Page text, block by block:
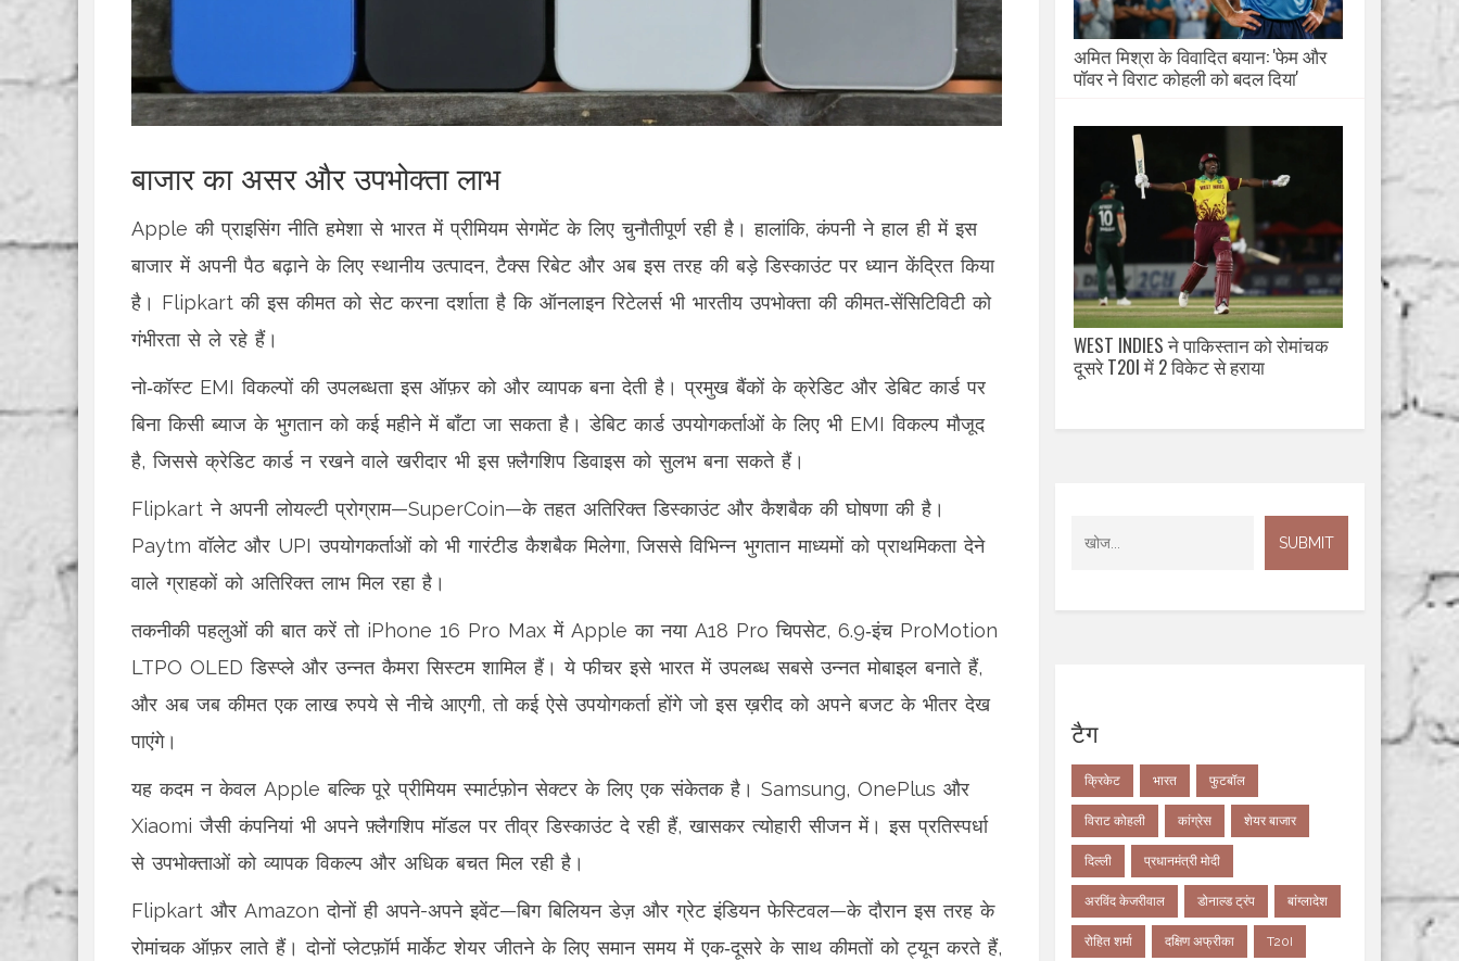
बाजार का असर और उपभोक्ता लाभ
Apple की प्राइसिंग नीति हमेशा से भारत में प्रीमियम सेगमेंट के लिए चुनौतीपूर्ण रही है। हालांकि, कंपनी ने हाल ही में इस
बाजार में अपनी पैठ बढ़ाने के लिए स्थानीय उत्पादन, टैक्स रिबेट और अब इस तरह की बड़े डिस्काउंट पर ध्यान केंद्रित किया
है। Flipkart की इस कीमत को सेट करना दर्शाता है कि ऑनलाइन रिटेलर्स भी भारतीय उपभोक्ता की कीमत‑सेंसिटिविटी को
गंभीरता से ले रहे हैं।
नो‑कॉस्ट EMI विकल्पों की उपलब्धता इस ऑफ़र को और व्यापक बना देती है। प्रमुख बैंकों के क्रेडिट और डेबिट कार्ड पर
बिना किसी ब्याज के भुगतान को कई महीने में बाँटा जा सकता है। डेबिट कार्ड उपयोगकर्ताओं के लिए भी EMI विकल्प मौजूद
है, जिससे क्रेडिट कार्ड न रखने वाले खरीदार भी इस फ़्लैगशिप डिवाइस को सुलभ बना सकते हैं।
Flipkart ने अपनी लोयल्टी प्रोग्राम—SuperCoin—के तहत अतिरिक्त डिस्काउंट और कैशबैक की घोषणा की है।
Paytm वॉलेट और UPI उपयोगकर्ताओं को भी गारंटीड कैशबैक मिलेगा, जिससे विभिन्न भुगतान माध्यमों को प्राथमिकता देने
वाले ग्राहकों को अतिरिक्त लाभ मिल रहा है।
तकनीकी पहलुओं की बात करें तो iPhone 16 Pro Max में Apple का नया A18 Pro चिपसेट, 6.9‑इंच ProMotion
LTPO OLED डिस्प्ले और उन्नत कैमरा सिस्टम शामिल हैं। ये फीचर इसे भारत में उपलब्ध सबसे उन्नत मोबाइल बनाते हैं,
और अब जब कीमत एक लाख रुपये से नीचे आएगी, तो कई ऐसे उपयोगकर्ता होंगे जो इस ख़रीद को अपने बजट के भीतर देख
पाएंगे।
यह कदम न केवल Apple बल्कि पूरे प्रीमियम स्मार्टफ़ोन सेक्टर के लिए एक संकेतक है। Samsung, OnePlus और
Xiaomi जैसी कंपनियां भी अपने फ़्लैगशिप मॉडल पर तीव्र डिस्काउंट दे रही हैं, खासकर त्योहारी सीजन में। इस प्रतिस्पर्धा
से उपभोक्ताओं को व्यापक विकल्प और अधिक बचत मिल रही है।
Flipkart और Amazon दोनों ही अपने-अपने इवेंट—बिग बिलियन डेज़ और ग्रेट इंडियन फेस्टिवल—के दौरान इस तरह के
रोमांचक ऑफ़र लाते हैं। दोनों प्लेटफ़ॉर्म मार्केट शेयर जीतने के लिए समान समय में एक‑दूसरे के साथ कीमतों को ट्यून करते हैं,
अमित मिश्रा के विवादित बयान: 'फेम और
पॉवर ने विराट कोहली को बदल दिया'
WEST INDIES ने पाकिस्तान को रोमांचक
दूसरे T20I में 2 विकेट से हराया
टैग
क्रिकेट भारत फुटबॉल
विराट कोहली कांग्रेस शेयर बाजार
दिल्ली प्रधानमंत्री मोदी
अरविंद केजरीवाल डोनाल्ड ट्रंप बांग्लादेश
रोहित शर्मा दक्षिण अफ्रीका T20I